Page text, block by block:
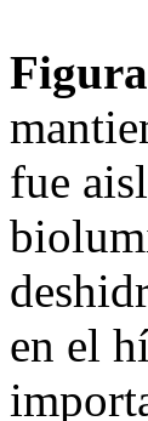
fue
en el